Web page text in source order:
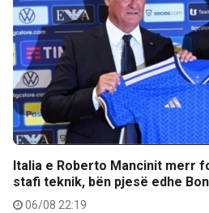
Italia e Roberto Mancinit merr
stafi teknik, bën pjesë edhe
06/08 22:19